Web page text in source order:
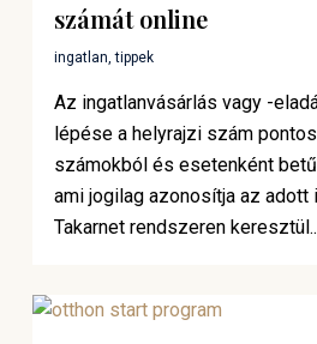
számát online
ingatlan,tippek
Az ingatlanvásárlás vagy -
lépése a helyrajzi szám
számokból és esetenként
ami jogilag azonosítja az adott
Takarnet rendszeren